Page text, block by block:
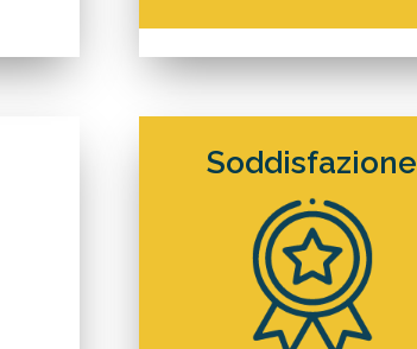
Soddisfazione